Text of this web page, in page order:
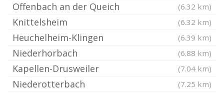
Offenbach an der Queich (6.32 km)
Knittelsheim (6.32 km)
Heuchelheim-Klingen (6.39 km)
Niederhorbach (6.88 km)
Kapellen-Drusweiler (7.04 km)
Niederotterbach (7.25 km)